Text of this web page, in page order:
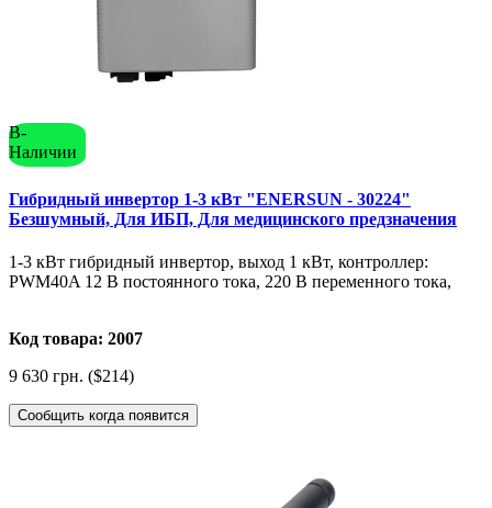
В-
Наличии
Гибридный инвертор 1-3 кВт "ENERSUN - 30224"
Безшумный, Для ИБП, Для медицинского предзначения
1-3 кВт гибридный инвертор, выход 1 кВт, контроллер:
PWM40A 12 В постоянного тока, 220 В переменного тока,
Код товара: 2007
9 630 грн. ($214)
Сообщить когда появится